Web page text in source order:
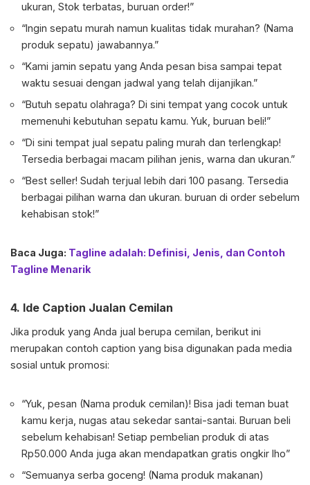
ukuran, Stok terbatas, buruan order!”
“Ingin sepatu murah namun kualitas tidak murahan? (Nama
produk sepatu) jawabannya.”
“Kami jamin sepatu yang Anda pesan bisa sampai tepat
waktu sesuai dengan jadwal yang telah dijanjikan.”
“Butuh sepatu olahraga? Di sini tempat yang cocok untuk
memenuhi kebutuhan sepatu kamu. Yuk, buruan beli!”
“Di sini tempat jual sepatu paling murah dan terlengkap!
Tersedia berbagai macam pilihan jenis, warna dan ukuran.”
“Best seller! Sudah terjual lebih dari 100 pasang. Tersedia
berbagai pilihan warna dan ukuran. buruan di order sebelum
kehabisan stok!”
Baca Juga: Tagline adalah: Definisi, Jenis, dan Contoh
Tagline Menarik
4. Ide Caption Jualan Cemilan
Jika produk yang Anda jual berupa cemilan, berikut ini
merupakan contoh caption yang bisa digunakan pada media
sosial untuk promosi:
“Yuk, pesan (Nama produk cemilan)! Bisa jadi teman buat
kamu kerja, nugas atau sekedar santai-santai. Buruan beli
sebelum kehabisan! Setiap pembelian produk di atas
Rp50.000 Anda juga akan mendapatkan gratis ongkir lho”
“Semuanya serba goceng! (Nama produk makanan)